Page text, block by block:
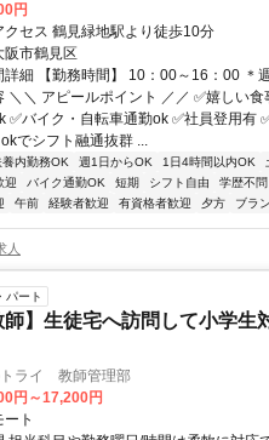
円
クセス 鶴見緑地駅より徒歩10分
阪市鶴見区
詳細 【勤務時間】 10：00～16：00 ＊
＼＼ アピールポイント ／／ ✅嬉しい
✅バイク・自転車通勤ok ✅社員登用有
でシフト融通抜群 ...
養内勤務OK 週1日からOK 1日4時間以内OK
迎
バイク通勤OK 短期 シフト自由 学歴不問
午前 経験者歓迎 有資格者歓迎 夕方 ブラ
人
パート
師】生徒宅へ訪問して小学
ライ 教師管理部
円～17,200円
ト